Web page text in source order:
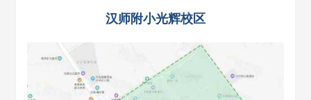
汉师附小光辉校区